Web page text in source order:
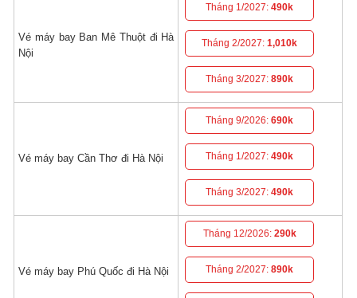
Vé máy bay Ban Mê Thuột đi Hà
Nội
Tháng 1/2027:490k
Tháng 2/2027:1,010k
Tháng 3/2027:890k
Vé máy bay Cần Thơ đi Hà Nội
Tháng 9/2026:690k
Tháng 1/2027:490k
Tháng 3/2027:490k
Vé máy bay Phú Quốc đi Hà Nội
Tháng 12/2026: 290k
Tháng 2/2027:890k